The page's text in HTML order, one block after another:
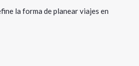
la forma de planear viajes en